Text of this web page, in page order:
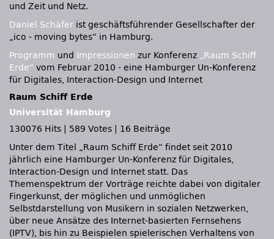
und Zeit und Netz.
Daniel Schäfer ist geschäftsführender Gesellschafter der
„ico - moving bytes“ in Hamburg.
Programm und Impressionen zur Konferenz „Raum Schiff
Erde“ vom Februar 2010 - eine Hamburger Un-Konferenz
für Digitales, Interaction-Design und Internet
Raum Schiff Erde
Universität Hamburg
130076 Hits
589 Votes
16 Beiträge
Unter dem Titel „Raum Schiff Erde“ findet seit 2010
jährlich eine Hamburger Un-Konferenz für Digitales,
Interaction-Design und Internet statt. Das
Themenspektrum der Vorträge reichte dabei von digitaler
Fingerkunst, der möglichen und unmöglichen
Selbstdarstellung von Musikern in sozialen Netzwerken,
über neue Ansätze des Internet-basierten Fernsehens
(IPTV), bis hin zu Beispielen spielerischen Verhaltens von